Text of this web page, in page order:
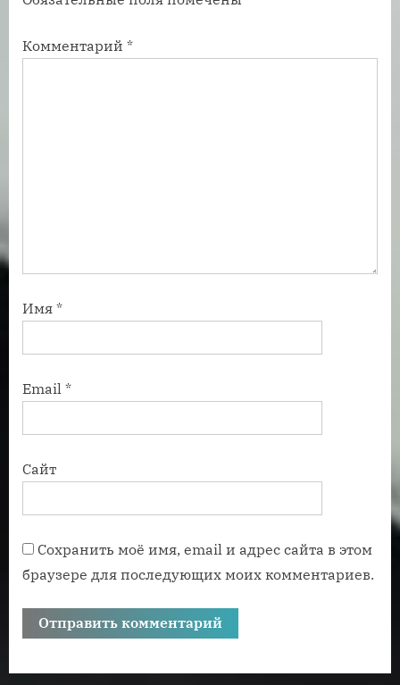
:
:
Комментарий *
Имя *
Email *
Сайт
Сохранить моё имя, email и адрес сайта в этом
браузере для последующих моих комментариев.